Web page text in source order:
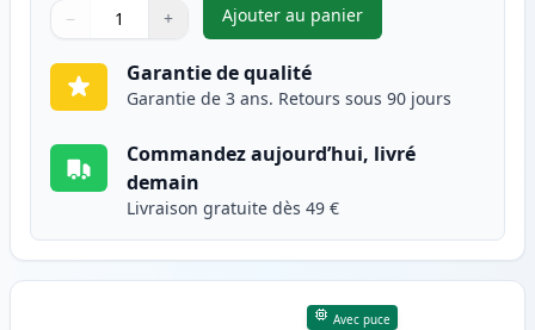
Quantité
Utilisez les boutons pour ajuster
− +
Quantité
Ajouter au panier
,Pack de 5 Canon 725 toner
Garantie de qualité
Garantie de 3 ans. Retours sous 90 jours
Commandez aujourd’hui, livré
demain
Livraison gratuite dès 49 €
Avec puce